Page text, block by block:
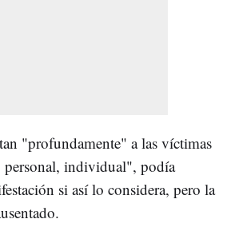
"profundamente" a las víctimas
individual", podía
si así lo considera, pero la